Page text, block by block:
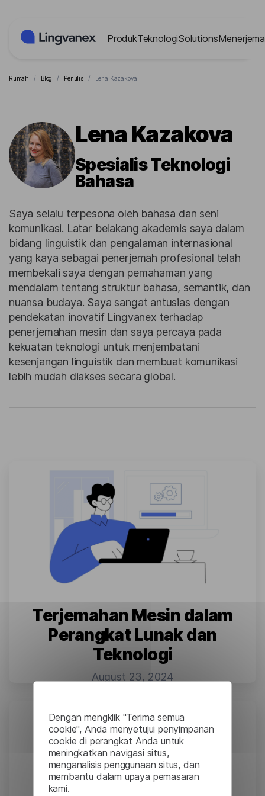
Dengan mengklik "Terima semua
cookie", Anda menyetujui penyimpanan
cookie di perangkat Anda untuk
meningkatkan navigasi situs,
menganalisis penggunaan situs, dan
membantu dalam upaya pemasaran
kami.
ProdukTeknologiSolutions
Rumah / Blog / Penulis / Lena Kazakova
Lena Kazakova
Spesialis Teknologi
Bahasa
Saya selalu terpesona oleh bahasa dan seni
komunikasi. Latar belakang akademis saya dalam
bidang linguistik dan pengalaman internasional
yang kaya sebagai penerjemah profesional telah
membekali saya dengan pemahaman yang
mendalam tentang struktur bahasa, semantik, dan
nuansa budaya. Saya sangat antusias dengan
pendekatan inovatif Lingvanex terhadap
penerjemahan mesin dan saya percaya pada
kekuatan teknologi untuk menjembatani
kesenjangan linguistik dan membuat komunikasi
lebih mudah diakses secara global.
Terjemahan Mesin dalam
Perangkat Lunak dan
Teknologi
August 23, 2024